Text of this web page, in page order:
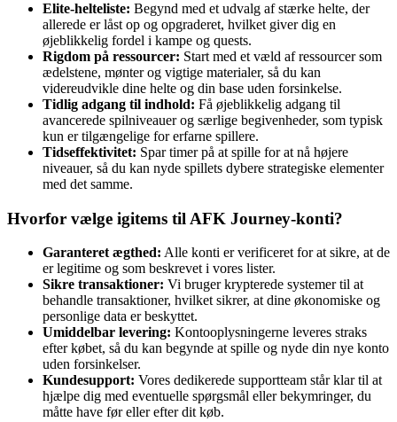
Elite-helteliste: Begynd med et udvalg af stærke helte, der
allerede er låst op og opgraderet, hvilket giver dig en
øjeblikkelig fordel i kampe og quests.
Rigdom på ressourcer: Start med et væld af ressourcer som
ædelstene, mønter og vigtige materialer, så du kan
videreudvikle dine helte og din base uden forsinkelse.
Tidlig adgang til indhold: Få øjeblikkelig adgang til
avancerede spilniveauer og særlige begivenheder, som typisk
kun er tilgængelige for erfarne spillere.
Tidseffektivitet: Spar timer på at spille for at nå højere
niveauer, så du kan nyde spillets dybere strategiske elementer
med det samme.
Hvorfor vælge igitems til AFK Journey-konti?
Garanteret ægthed: Alle konti er verificeret for at sikre, at de
er legitime og som beskrevet i vores lister.
Sikre transaktioner: Vi bruger krypterede systemer til at
behandle transaktioner, hvilket sikrer, at dine økonomiske og
personlige data er beskyttet.
Umiddelbar levering: Kontooplysningerne leveres straks
efter købet, så du kan begynde at spille og nyde din nye konto
uden forsinkelser.
Kundesupport: Vores dedikerede supportteam står klar til at
hjælpe dig med eventuelle spørgsmål eller bekymringer, du
måtte have før eller efter dit køb.